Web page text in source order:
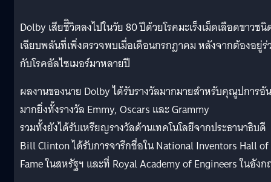
Dolby เสียชีิวิตลงไปในวัย 80 ปีด้วยโรคมะเร็งเม็ดเลือดขาวช
เฉียบพลันที่เพิ่งตรวจพบเมื่อเดือนกรกฎาคม หลังจากต้องอยู่ร่
กับโรคอัลไซเมอร์มาหลายปี
ผลงานของนาย Dolby ได้รับรางวัลมากมายสำหรับคุณูปการอัน
มากยิ่งทั้งรางวัล Emmy, Oscars และ Grammy
รวมทั้งยังได้รับเหรียญรางวัลด้านเทคโนโลยีจากประธานาธิบดี
Bill Clinton ได้รับการจารึกชื่อใน National Inventors Hall of
Fame ในสหรัฐฯ และที่ Royal Academy of Engineers ในอัง